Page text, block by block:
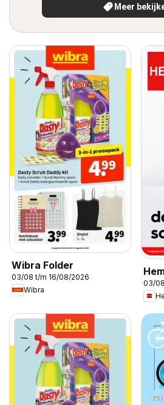
Meer
Wibra Folder
03/08 t/m 16/08/2026
Wibra
03/